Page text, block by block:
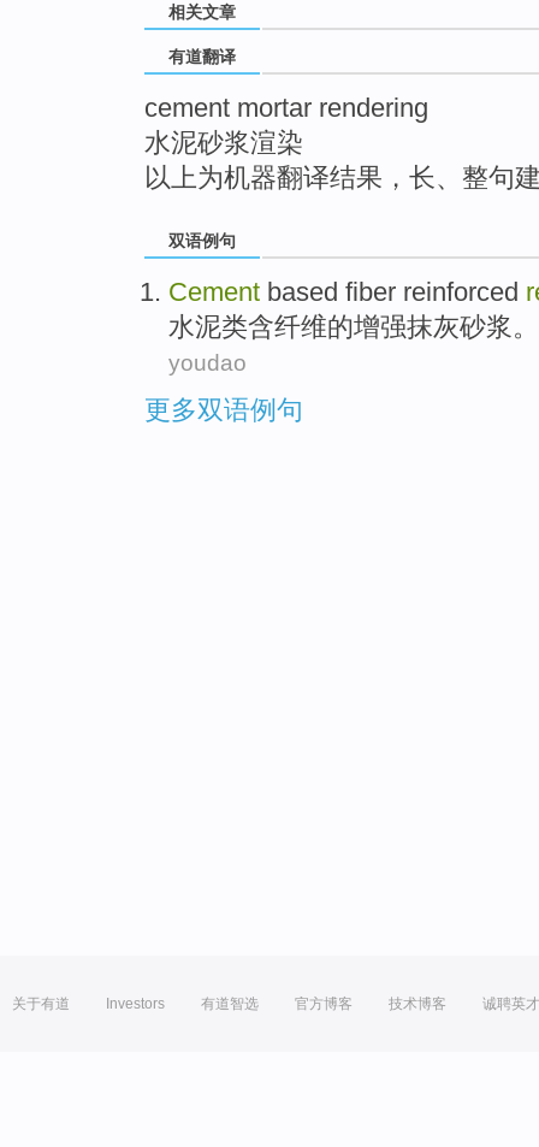
相关文章
有道翻译
cement mortar rendering
水泥砂浆渲染
以上为机器翻译结果，长、整句
双语例句
Cement based fiber reinforced
水泥类含纤维的增强抹灰砂浆。
youdao
更多双语例句
关于有道 Investors 有道智选 官方博客 技术博客 诚聘英才